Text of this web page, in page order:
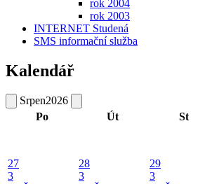
rok 2004
rok 2003
INTERNET Studená
SMS informační služba
Kalendář
Srpen2026
Po
Út St
27
3
28
3
29
3